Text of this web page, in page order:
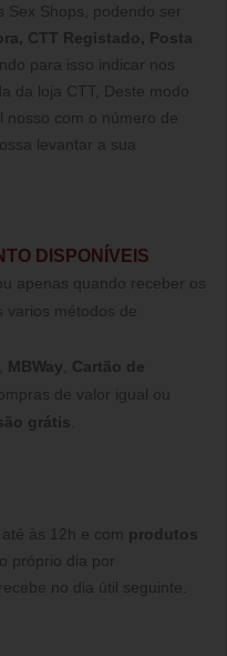
Sex Shops, podendo ser
CTT Registado, Posta
para isso indicar nos
da loja CTT, Deste modo
nosso com o número de
levantar a sua
DISPONÍVEIS
apenas quando receber os
varios métodos de
MBWay
Cartão de
de valor igual ou
grátis
às 12h e com produtos
próprio dia por
no dia útil seguinte.